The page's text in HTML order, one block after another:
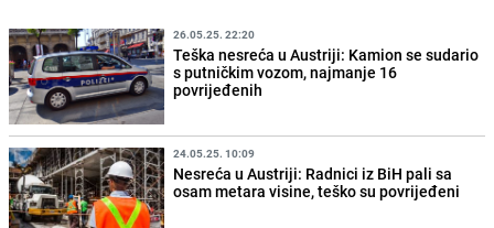
26.05.25. 22:20
Teška nesreća u Austriji: Kamion se sudario
s putničkim vozom, najmanje 16
povrijeđenih
24.05.25. 10:09
Nesreća u Austriji: Radnici iz BiH pali sa
osam metara visine, teško su povrijeđeni